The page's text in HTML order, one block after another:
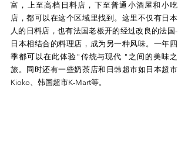
富，上至高档日料店，下至普通小酒屋和小吃
店，都可以在这个区域里找到。这里不仅有日本
人的日料店，也有法国老板开的经过改良的法国-
日本相结合的料理店，成为另一种风味。一年四
季都可以在此体验"传统与现代 "之间的美味之
旅。同时还有一些奶茶店和日韩超市如日本超市
Kioko、韩国超市K-Mart等。